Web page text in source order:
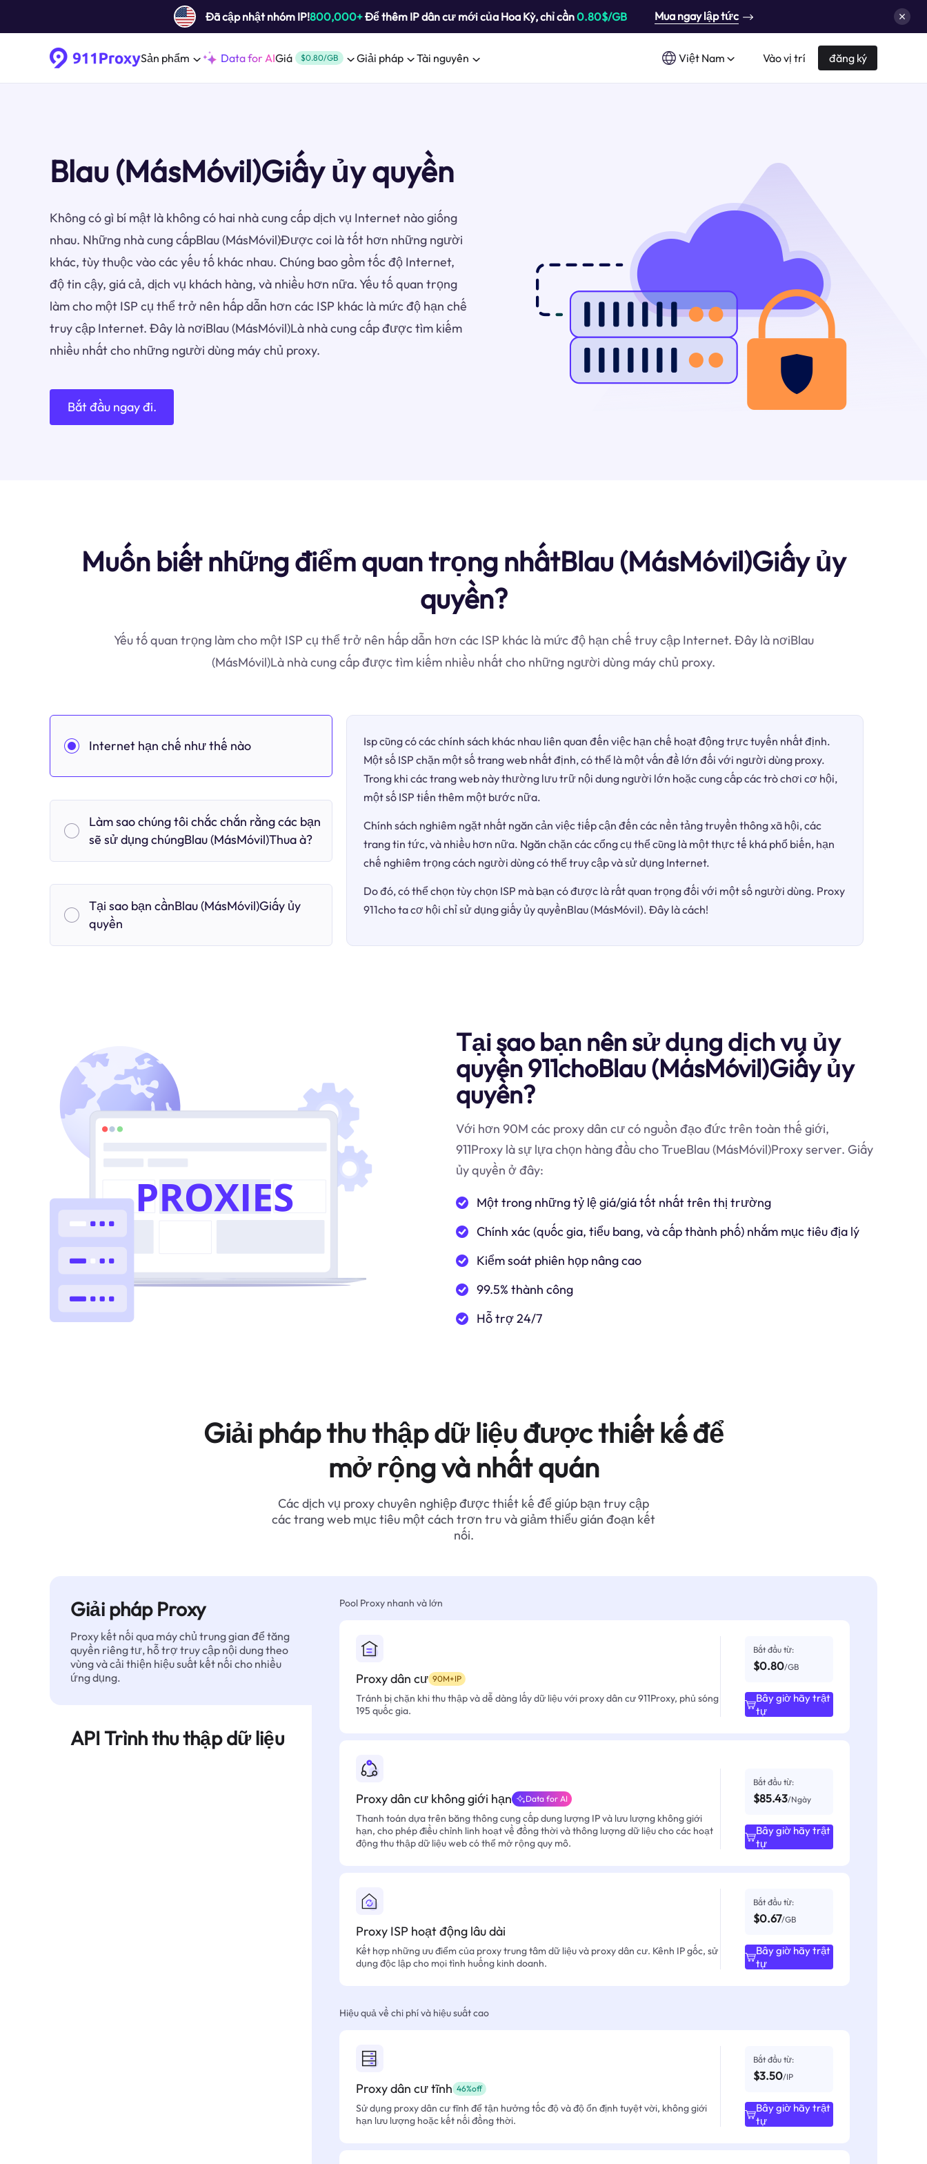
Đã cập nhật nhóm IP!800,000+Để thêm IP dân cư mới của Hoa Kỳ, chỉ cần0.80$/GB Mua ngay lập tức
Sản phẩm Data for AIGiá $0.80/GB Giải pháp Tài nguyên Việt Nam Vào vị trí đăng ký
Blau (MásMóvil)Giấy ủy quyền
Không có gì bí mật là không có hai nhà cung cấp dịch vụ Internet nào giống
nhau. Những nhà cung cấpBlau (MásMóvil)Được coi là tốt hơn những người
khác, tùy thuộc vào các yếu tố khác nhau. Chúng bao gồm tốc độ Internet,
độ tin cậy, giá cả, dịch vụ khách hàng, và nhiều hơn nữa. Yếu tố quan trọng
làm cho một ISP cụ thể trở nên hấp dẫn hơn các ISP khác là mức độ hạn chế
truy cập Internet. Đây là nơiBlau (MásMóvil)Là nhà cung cấp được tìm kiếm
nhiều nhất cho những người dùng máy chủ proxy.
Bắt đầu ngay đi.
Muốn biết những điểm quan trọng nhấtBlau (MásMóvil)Giấy ủy
quyền?
Yếu tố quan trọng làm cho một ISP cụ thể trở nên hấp dẫn hơn các ISP khác là mức độ hạn chế truy cập Internet. Đây là nơiBlau
(MásMóvil)Là nhà cung cấp được tìm kiếm nhiều nhất cho những người dùng máy chủ proxy.
Internet hạn chế như thế nào
Làm sao chúng tôi chắc chắn rằng các bạn
sẽ sử dụng chúngBlau (MásMóvil)Thua à?
Tại sao bạn cầnBlau (MásMóvil)Giấy ủy
quyền
Isp cũng có các chính sách khác nhau liên quan đến việc hạn chế hoạt động trực tuyến nhất định.
Một số ISP chặn một số trang web nhất định, có thể là một vấn đề lớn đối với người dùng proxy.
Trong khi các trang web này thường lưu trữ nội dung người lớn hoặc cung cấp các trò chơi cơ hội,
một số ISP tiến thêm một bước nữa.
Chính sách nghiêm ngặt nhất ngăn cản việc tiếp cận đến các nền tảng truyền thông xã hội, các
trang tin tức, và nhiều hơn nữa. Ngăn chặn các cổng cụ thể cũng là một thực tế khá phổ biến, hạn
chế nghiêm trọng cách người dùng có thể truy cập và sử dụng Internet.
Do đó, có thể chọn tùy chọn ISP mà bạn có được là rất quan trọng đối với một số người dùng. Proxy
911cho ta cơ hội chỉ sử dụng giấy ủy quyềnBlau (MásMóvil). Đây là cách!
Tại sao bạn nên sử dụng dịch vụ ủy
quyền 911choBlau (MásMóvil)Giấy ủy
quyền?
Với hơn 90M các proxy dân cư có nguồn đạo đức trên toàn thế giới,
911Proxy là sự lựa chọn hàng đầu cho TrueBlau (MásMóvil)Proxy server. Giấy
ủy quyền ở đây:
Một trong những tỷ lệ giá/giá tốt nhất trên thị trường
Chính xác (quốc gia, tiểu bang, và cấp thành phố) nhắm mục tiêu địa lý
Kiểm soát phiên họp nâng cao
99.5% thành công
Hỗ trợ 24/7
Giải pháp thu thập dữ liệu được thiết kế để
mở rộng và nhất quán
Các dịch vụ proxy chuyên nghiệp được thiết kế để giúp bạn truy cập
các trang web mục tiêu một cách trơn tru và giảm thiểu gián đoạn kết
nối.
Giải pháp Proxy
Proxy kết nối qua máy chủ trung gian để tăng
quyền riêng tư, hỗ trợ truy cập nội dung theo
vùng và cải thiện hiệu suất kết nối cho nhiều
ứng dụng.
API Trình thu thập dữ liệu
Pool Proxy nhanh và lớn
Proxy dân cư 90M+IP
Tránh bị chặn khi thu thập và dễ dàng lấy dữ liệu với proxy dân cư 911Proxy, phủ sóng
195 quốc gia.
Bắt đầu từ:
$0.80/GB
Bây giờ hãy trật
tự
Proxy dân cư không giới hạn Data for AI
Thanh toán dựa trên băng thông cung cấp dung lượng IP và lưu lượng không giới
hạn, cho phép điều chỉnh linh hoạt về đồng thời và thông lượng dữ liệu cho các hoạt
động thu thập dữ liệu web có thể mở rộng quy mô.
Bắt đầu từ:
$85.43/Ngày
Bây giờ hãy trật
tự
Proxy ISP hoạt động lâu dài
Kết hợp những ưu điểm của proxy trung tâm dữ liệu và proxy dân cư. Kênh IP gốc, sử
dụng độc lập cho mọi tình huống kinh doanh.
Bắt đầu từ:
$0.67/GB
Bây giờ hãy trật
tự
Hiệu quả về chi phí và hiệu suất cao
Proxy dân cư tĩnh 46%off
Sử dụng proxy dân cư tĩnh để tận hưởng tốc độ và độ ổn định tuyệt vời, không giới
hạn lưu lượng hoặc kết nối đồng thời.
Bắt đầu từ:
$3.50/IP
Bây giờ hãy trật
tự